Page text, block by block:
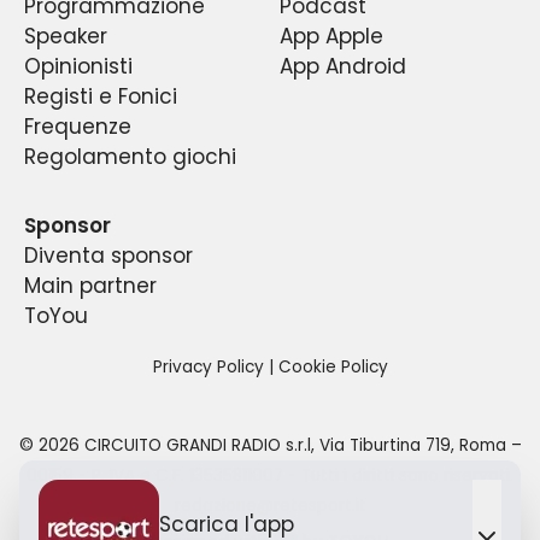
Programmazione
Speaker
Opinionisti
Registi e Fonici
Frequenze
Regolamento giochi
Podcast
App Apple
App Android
Sponsor
Diventa sponsor
Main partner
ToYou
Privacy Policy| Cookie Policy
© 2026 CIRCUITO GRANDI RADIO s.r.l, Via Tiburtina 719, Roma –
00159- P. IVA e C.F.
Scarica l'app